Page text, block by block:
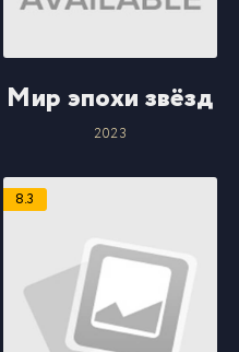
Мир эпохи звёзд
2023
8.3